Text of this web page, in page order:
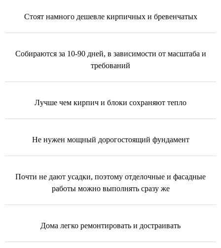
Стоят намного дешевле кирпичных и бревенчатых
Собираются за 10-90 дней, в зависимости от масштаба и
требований
Лучше чем кирпич и блоки сохраняют тепло
Не нужен мощный дорогостоящий фундамент
Почти не дают усадки, поэтому отделочные и фасадные
работы можно выполнять сразу же
Дома легко ремонтировать и достраивать